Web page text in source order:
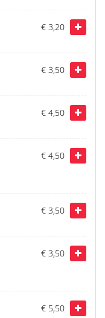
€ 3,20
€ 3,50
€ 4,50
€ 4,50
€ 3,50
€ 3,50
€ 5,50